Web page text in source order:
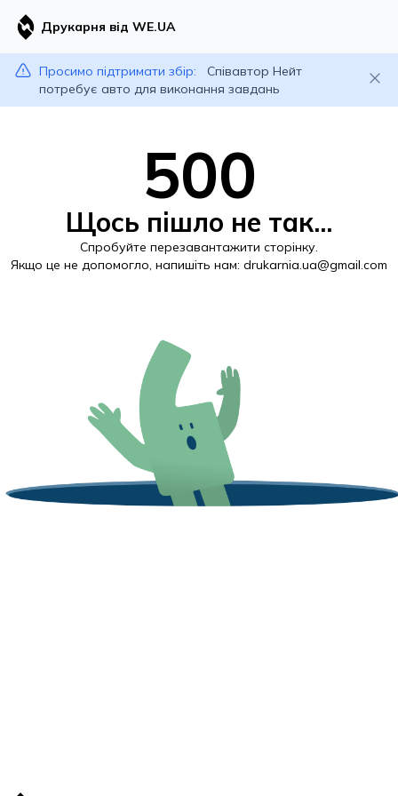
Друкарня від WE.UA
Просимо підтримати збір:
Співавтор Нейт
потребує авто для виконання завдань
500
Щось пішло не так...
Спробуйте перезавантажити сторінку.
Якщо це не допомогло, напишіть нам: drukarnia.ua@gmail.com